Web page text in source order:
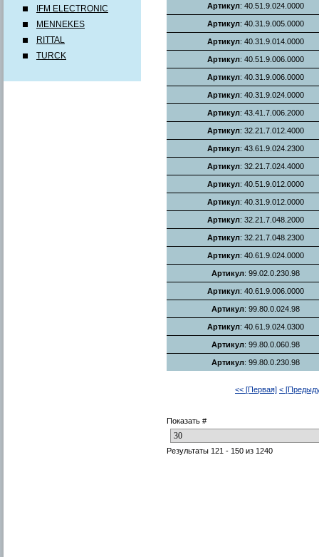
IFM ELECTRONIC
MENNEKES
RITTAL
TURCK
Артикул: 40.51.9.024.0000
Артикул: 40.31.9.005.0000
Артикул: 40.31.9.014.0000
Артикул: 40.51.9.006.0000
Артикул: 40.31.9.006.0000
Артикул: 40.31.9.024.0000
Артикул: 43.41.7.006.2000
Артикул: 32.21.7.012.4000
Артикул: 43.61.9.024.2300
Артикул: 32.21.7.024.4000
Артикул: 40.51.9.012.0000
Артикул: 40.31.9.012.0000
Артикул: 32.21.7.048.2000
Артикул: 32.21.7.048.2300
Артикул: 40.61.9.024.0000
Артикул: 99.02.0.230.98
Артикул: 40.61.9.006.0000
Артикул: 99.80.0.024.98
Артикул: 40.61.9.024.0300
Артикул: 99.80.0.060.98
Артикул: 99.80.0.230.98
<< [Первая] <
Показать #
Результаты 121 - 150 из 1240